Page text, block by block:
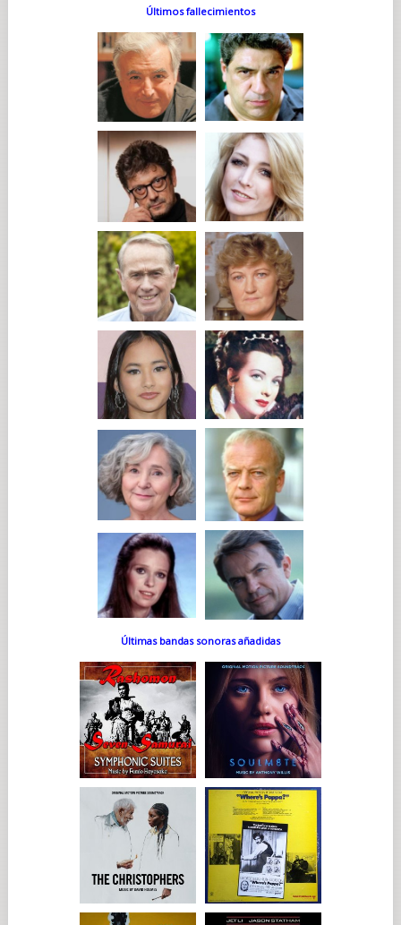
Últimos fallecimientos
Últimas bandas sonoras añadidas